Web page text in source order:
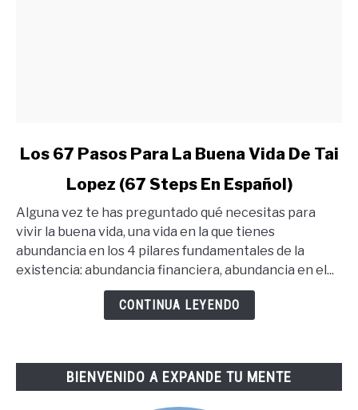
link
67
Pasos
Para
Steps
Los 67 Pasos Para La Buena Vida De Tai
Lopez (67 Steps En Español)
Alguna vez te has preguntado qué necesitas para
vivir la buena vida, una vida en la que tienes
abundancia en los 4 pilares fundamentales de la
existencia: abundancia financiera, abundancia en el...
CONTINUA LEYENDO
BIENVENIDO A EXPANDE TU MENTE